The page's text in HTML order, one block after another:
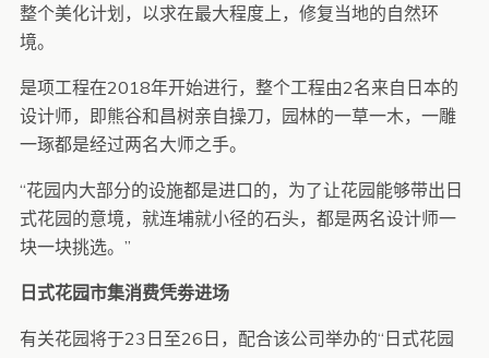
整个美化计划，以求在最大程度上，修复当地的自然环
境。
是项工程在2018年开始进行，整个工程由2名来自日本的
设计师，即熊谷和昌树亲自操刀，园林的一草一木，一雕
一琢都是经过两名大师之手。
“花园内大部分的设施都是进口的，为了让花园能够带出日
式花园的意境，就连埔就小径的石头，都是两名设计师一
块一块挑选。”
日式花园市集消费凭劵进场
有关花园将于23日至26日，配合该公司举办的“日式花园